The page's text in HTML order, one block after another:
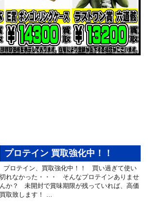
プロテイン 買取強化中！！
プロテイン、買取強化中！！ 買い過ぎて使い
切れなかった・・・ そんなプロテインありませ
んか？ 未開封で賞味期限が残っていれば、高価
買取致します！ …